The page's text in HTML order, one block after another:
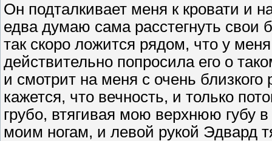
Он подталкивает меня к кровати и
едва думаю сама расстегнуть свои
так скоро ложится рядом, что у
действительно попросила его о
и смотрит на меня с очень близкого
кажется, что вечность, и только
грубо, втягивая мою верхнюю губу
моим ногам, и левой рукой Эдвард